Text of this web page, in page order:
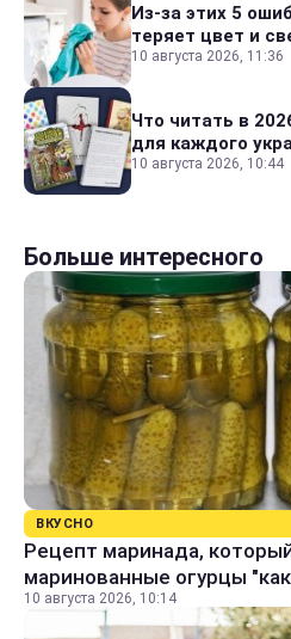
Из-за этих 5
теряет цвет и
10 августа 2026, 11:36
Что читать в
для каждого
10 августа 2026, 10:44
Больше интересного
ВКУСНО
Рецепт маринада,
маринованные огурцы
10 августа 2026, 10:14